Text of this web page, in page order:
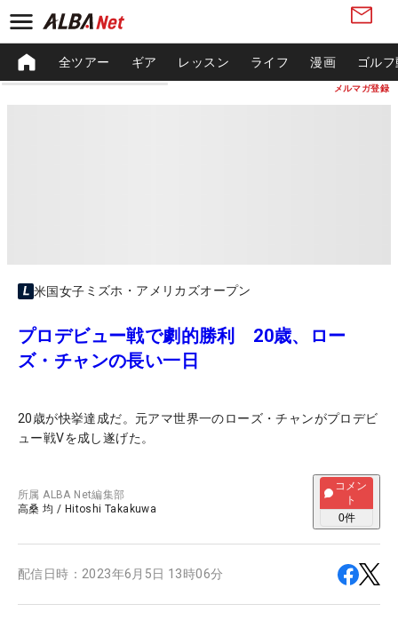
メルマガ登録
全ツアー ギア レッスン ライフ 漫画 ゴル
米国女子 ミズホ・アメリカズオープン
プロデビュー戦で劇的勝利 20歳、ロー
ズ・チャンの長い一日
20歳が快挙達成だ。元アマ世界一のローズ・チャンがプロデビ
ュー戦Vを成し遂げた。
所属ALBA Net編集部
高桑 均 / Hitoshi Takakuwa
コメン
ト
0件
配信日時： 2023年6月5日 13時06分